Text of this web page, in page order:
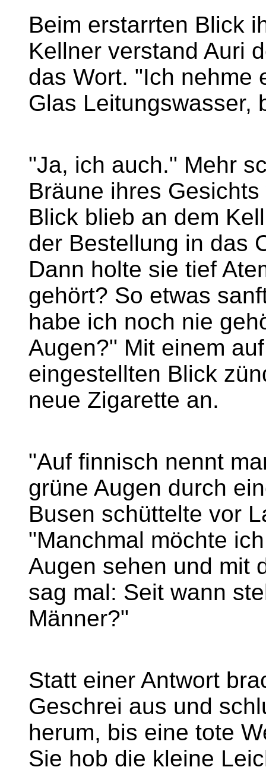
Beim erstarrten Blick
Kellner verstand Auri
das Wort. "Ich nehme
Glas Leitungswasser,
"Ja, ich auch." Mehr
Bräune ihres
Blick blieb an dem
der Bestellung in das
Dann holte sie tief
gehört? So etwas
habe ich noch nie
Augen?" Mit einem
eingestellten Blick
neue Zigarette an.
"Auf finnisch nennt
grüne Augen durch
Busen schüttelte vor
"Manchmal möchte
Augen sehen und mit
sag mal: Seit wann
Männer?"
Statt einer Antwort
Geschrei aus und
herum, bis eine tote
Sie hob die kleine